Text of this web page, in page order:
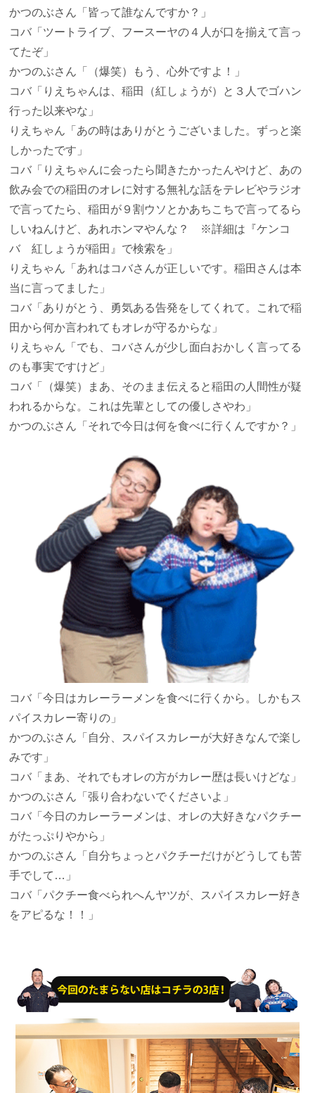
かつのぶさん 「皆って誰なんですか？」
コバ 「ツートライブ、フースーヤの４人が口を揃えて言っ
てたぞ」
かつのぶさん 「（爆笑）もう、心外ですよ！」
コバ 「りえちゃんは、稲田（紅しょうが）と３人でゴハン
行った以来やな」
りえちゃん 「あの時はありがとうございました。ずっと楽
しかったです」
コバ 「りえちゃんに会ったら聞きたかったんやけど、あの
飲み会での稲田のオレに対する無礼な話をテレビやラジオ
で言ってたら、稲田が９割ウソとかあちこちで言ってるら
しいねんけど、あれホンマやんな？ ※詳細は『ケンコ
バ 紅しょうが稲田』で検索を」
りえちゃん 「あれはコバさんが正しいです。稲田さんは本
当に言ってました」
コバ 「ありがとう、勇気ある告発をしてくれて。これで稲
田から何か言われてもオレが守るからな」
りえちゃん 「でも、コバさんが少し面白おかしく言ってる
のも事実ですけど」
コバ 「（爆笑）まあ、そのまま伝えると稲田の人間性が疑
われるからな。これは先輩としての優しさやわ」
かつのぶさん 「それで今日は何を食べに行くんですか？」
コバ 「今日はカレーラーメンを食べに行くから。しかもス
パイスカレー寄りの」
かつのぶさん 「自分、スパイスカレーが大好きなんで楽し
みです」
コバ 「まあ、それでもオレの方がカレー歴は長いけどな」
かつのぶさん 「張り合わないでくださいよ」
コバ 「今日のカレーラーメンは、オレの大好きなパクチー
がたっぷりやから」
かつのぶさん 「自分ちょっとパクチーだけがどうしても苦
手でして…」
コバ 「パクチー食べられへんヤツが、スパイスカレー好き
をアピるな！！」